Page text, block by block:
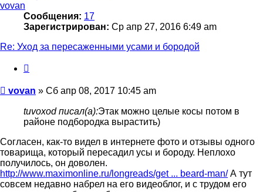
vovan
Сообщения: 17
Зарегистрирован: Ср апр 27, 2016 6:49 am
Re: Уход за пересаженными усами и бородой
Сообщение
vovan » Сб апр 08, 2017 10:45 am
tuvoxod писал(а):Этак можно целые косы потом в
районе подбородка вырастить)
Согласен, как-то видел в интернете фото и отзывы одного
товарища, который пересадил усы и бороду. Неплохо
получилось, он доволен.
http://www.maximonline.ru/longreads/get ... beard-man/А тут
совсем недавно набрел на его видеоблог, и с трудом его